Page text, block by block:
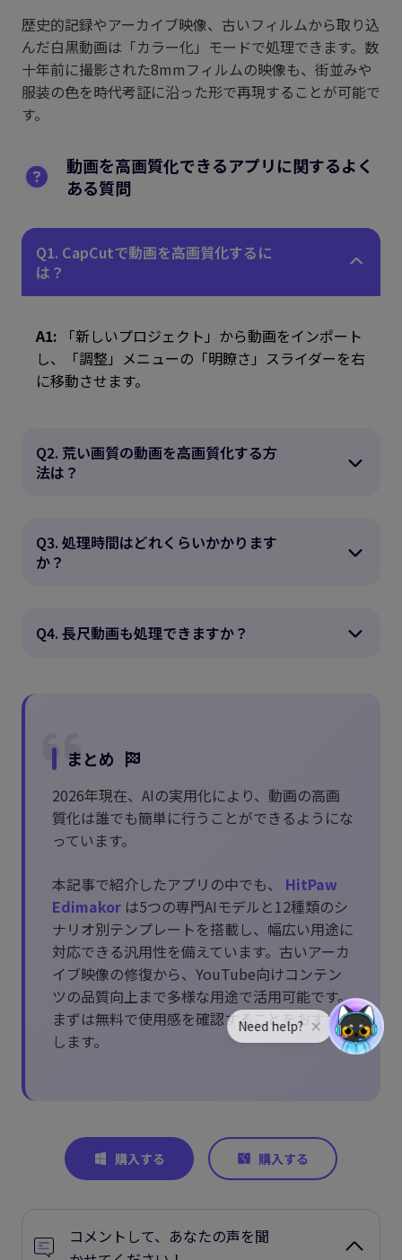
歴史的記録やアーカイブ映像、古いフィルムから取り込
んだ白黒動画は「カラー化」モードで処理できます。数
十年前に撮影された8mmフィルムの映像も、街並みや
服装の色を時代考証に沿った形で再現することが可能で
す。
動画を高画質化できるアプリに関するよく
ある質問
Q1. CapCutで動画を高画質化するに
は？
A1:
「新しいプロジェクト」から動画をインポート
し、「調整」メニューの「明瞭さ」スライダーを右
に移動させます。
Q2. 荒い画質の動画を高画質化する方
法は？
Q3. 処理時間はどれくらいかかります
か？
Q4. 長尺動画も処理できますか？
まとめ
2026年現在、AIの実用化により、動画の高画
質化は誰でも簡単に行うことができるようにな
っています。
本記事で紹介したアプリの中でも、 HitPaw
Edimakor は5つの専門AIモデルと12種類のシ
ナリオ別テンプレートを搭載し、幅広い用途に
対応できる汎用性を備えています。古いアーカ
イブ映像の修復から、YouTube向けコンテン
ツの品質向上まで多様な用途で活用可能です。
まずは無料で使用感を確認することをおすすめ
します。
コメントして、あなたの声を聞